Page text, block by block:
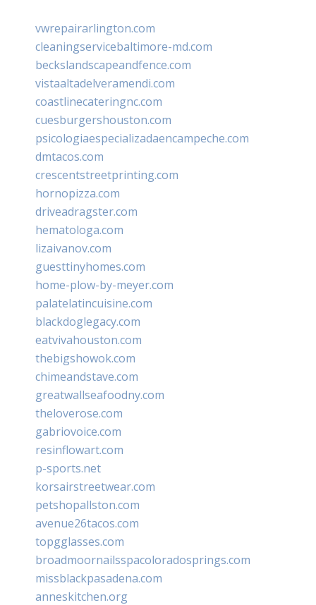
vwrepairarlington.com
cleaningservicebaltimore-md.com
beckslandscapeandfence.com
vistaaltadelveramendi.com
coastlinecateringnc.com
cuesburgershouston.com
psicologiaespecializadaencampeche.com
dmtacos.com
crescentstreetprinting.com
hornopizza.com
driveadragster.com
hematologa.com
lizaivanov.com
guesttinyhomes.com
home-plow-by-meyer.com
palatelatincuisine.com
blackdoglegacy.com
eatvivahouston.com
thebigshowok.com
chimeandstave.com
greatwallseafoodny.com
theloverose.com
gabriovoice.com
resinflowart.com
p-sports.net
korsairstreetwear.com
petshopallston.com
avenue26tacos.com
topgglasses.com
broadmoornailsspacoloradosprings.com
missblackpasadena.com
anneskitchen.org